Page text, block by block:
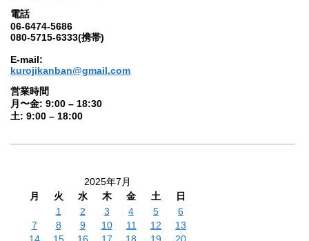
電話
06-6474-5686
080-5715-6333(携帯)
E-mail:
kurojikanban@gmail.com
営業時間
月〜金: 9:00 – 18:30
土: 9:00 – 18:00
2025年7月
月
火 水 木 金 土
日
1
2 3 4 5
6
7
8 9 10 11 12
13
14
15 16 17 18 19
20